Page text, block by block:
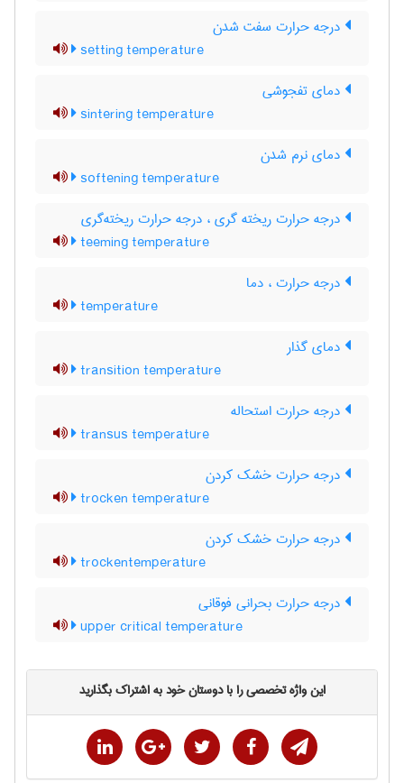
درجه حرارت سفت شدن
setting temperature
دمای تفجوشی
sintering temperature
دمای نرم شدن
softening temperature
درجه حرارت ریخته گری ، درجه حرارت ریخته‌گری
teeming temperature
درجه حرارت ، دما
temperature
دمای گذار
transition temperature
درجه حرارت استحاله
transus temperature
درجه حرارت خشک کردن
trocken temperature
درجه حرارت خشک کردن
trockentemperature
درجه حرارت بحرانی فوقانی
upper critical temperature
این واژه تخصصی را با دوستان خود به اشتراک بگذارید